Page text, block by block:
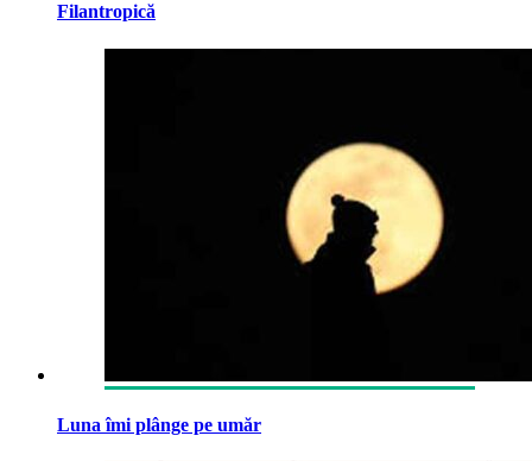
Filantropică
Luna îmi plânge pe umăr